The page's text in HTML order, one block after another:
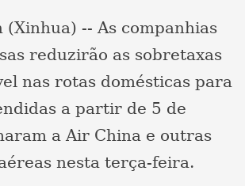
-- As companhias
reduzirão as sobretaxas
nas rotas domésticas para
a partir de 5 de
a Air China e outras
nesta terça-feira.